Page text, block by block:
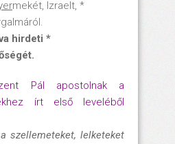
mekét, Izraelt, *
hirdeti *
Pál apostolnak a
írt első leveléből
szellemeteket, lelketeket